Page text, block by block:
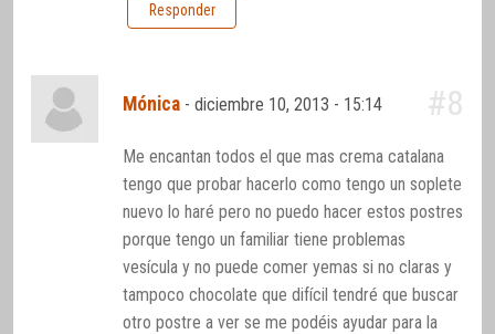
Responder
Mónica -diciembre 10, 2013 - 15:14 #8
Me encantan todos el que mas crema catalana
tengo que probar hacerlo como tengo un soplete
nuevo lo haré pero no puedo hacer estos postres
porque tengo un familiar tiene problemas
vesícula y no puede comer yemas si no claras y
tampoco chocolate que difícil tendré que buscar
otro postre a ver se me podéis ayudar para la